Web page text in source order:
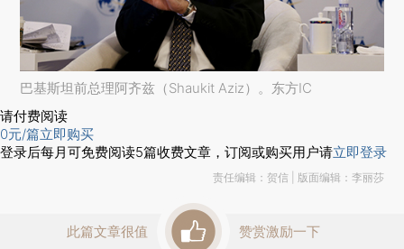
巴基斯坦前总理阿齐兹（Shaukit Aziz）。东方IC
请付费阅读
0元/篇立即购买
登录后每月可免费阅读5篇收费文章，订阅或购买用户请立即登录
责任编辑：贺信 | 版面编辑：李丽莎
此篇文章很值 赞赏激励一下